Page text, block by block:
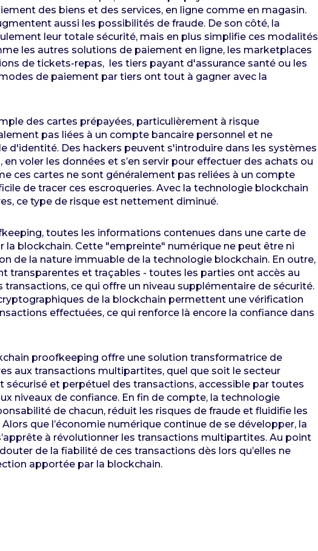
des biens et des services, en ligne comme en magasin.
aussi les possibilités de fraude. De son côté, la
leur totale sécurité, mais en plus simplifie ces modalités
les autres solutions de paiement en ligne, les marketplaces
de tickets-repas, les tiers payant d'assurance santé ou les
de paiement par tiers ont tout à gagner avec la
des cartes prépayées, particulièrement à risque
pas liées à un compte bancaire personnel et ne
d'identité. Des hackers peuvent s'introduire dans les systèmes
voler les données et s’en servir pour effectuer des achats ou
ces cartes ne sont généralement pas reliées à un compte
de tracer ces escroqueries. Avec la technologie blockchain
ce type de risque est nettement diminué.
toutes les informations contenues dans une carte de
la blockchain. Cette "empreinte" numérique ne peut être ni
de la nature immuable de la technologie blockchain. En outre,
transparentes et traçables - toutes les parties ont accès au
ce qui offre un niveau supplémentaire de sécurité.
de la blockchain permettent une vérification
effectuées, ce qui renforce là encore la confiance dans
proofkeeping offre une solution transformatrice de
aux transactions multipartites, quel que soit le secteur
sécurisé et perpétuel des transactions, accessible par toutes
niveaux de confiance. En fin de compte, la technologie
de chacun, réduit les risques de fraude et fluidifie les
que l’économie numérique continue de se développer, la
à révolutionner les transactions multipartites. Au point
de la fiabilité de ces transactions dès lors qu’elles ne
apportée par la blockchain.